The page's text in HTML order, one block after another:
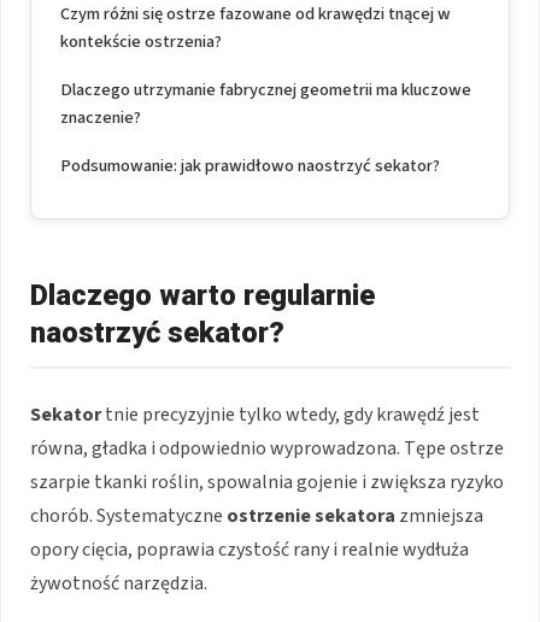
Czym różni się ostrze fazowane od krawędzi tnącej w
kontekście ostrzenia?
Dlaczego utrzymanie fabrycznej geometrii ma kluczowe
znaczenie?
Podsumowanie: jak prawidłowo naostrzyć sekator?
Dlaczego warto regularnie
naostrzyć sekator?
Sekatortnie precyzyjnie tylko wtedy, gdy krawędź jest
równa, gładka i odpowiednio wyprowadzona. Tępe ostrze
szarpie tkanki roślin, spowalnia gojenie i zwiększa ryzyko
chorób. Systematyczne ostrzenie sekatora zmniejsza
opory cięcia, poprawia czystość rany i realnie wydłuża
żywotność narzędzia.